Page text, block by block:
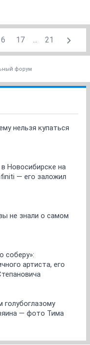
17 ... 21
форум
нельзя купаться
Новосибирске на
— его заложил
не знали о самом
соберу»:
артиста, его
— фото Тима